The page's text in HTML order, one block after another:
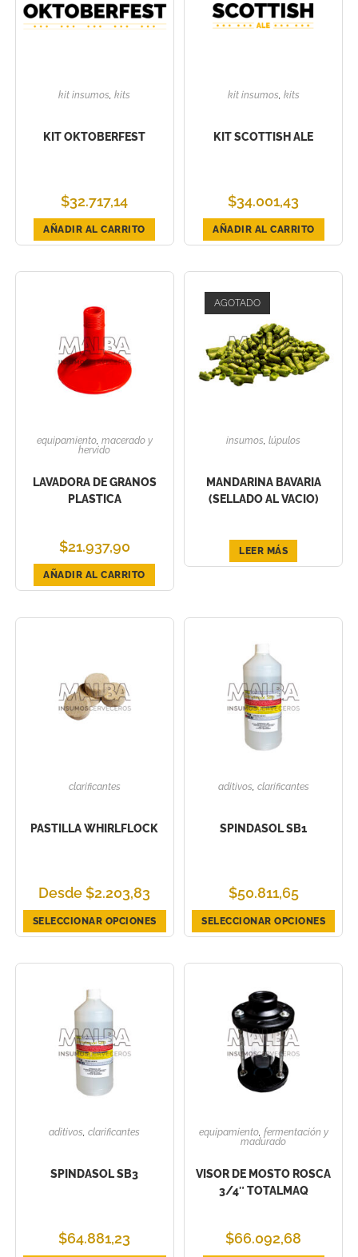
kit insumos ,kits
KIT OKTOBERFEST
$32.717,14
AÑADIR AL CARRITO
kit insumos kits
KIT SCOTTISH ALE
$34.001,43
AÑADIR AL CARRITO
equipamiento, macerado y
hervido
LAVADORA DE GRANOS
PLASTICA
$21.937,90
AÑADIR AL CARRITO
AGOTADO
insumos,lúpulos
MANDARINA BAVARIA
(SELLADO AL VACIO)
LEER MÁS
clarificantes
PASTILLA WHIRLFLOCK
Desde $2.203,83
SELECCIONAR OPCIONES
aditivos clarificantes
SPINDASOL SB1
$50.811,65
SELECCIONAR OPCIONES
aditivos,clarificantes
SPINDASOL SB3
$64.881,23
equipamiento, fermentación y
madurado
VISOR DE MOSTO ROSCA
3/4″ TOTALMAQ
$66.092,68